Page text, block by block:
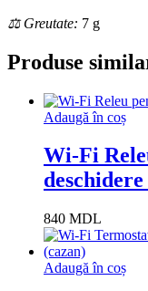
⚖ Greutate: 7 g
Produse
Adaugă în coș
Wi-Fi
840 MDL
Adaugă în coș